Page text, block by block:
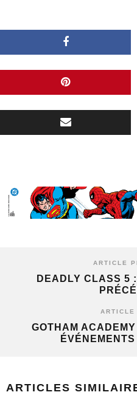
ARTICLE
DEADLY CLASS 5
ARTICLE
GOTHAM
ARTICLES